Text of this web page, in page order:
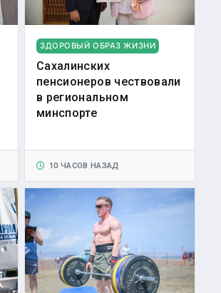
ЗДОРОВЫЙ ОБРАЗ ЖИЗНИ
Сахалинских
пенсионеров чествовали
в региональном
минспорте
10 ЧАСОВ НАЗАД